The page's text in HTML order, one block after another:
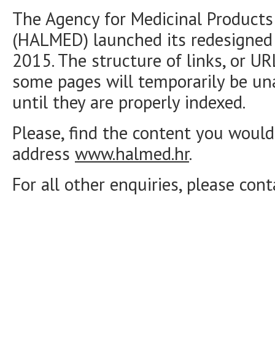
The Agency for Medicinal
(HALMED) launched its
2015. The structure of links, or
some pages will temporarily be
until they are properly indexed.
Please, find the content you
address www.halmed.hr.
For all other enquiries, please